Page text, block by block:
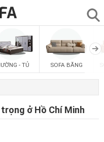
- TỦ SOFA BĂNG
ở Hồ Chí Minh